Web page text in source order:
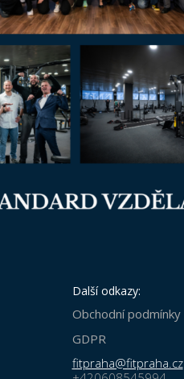
Další odkazy:
Obchodní podmínky
GDPR
fitpraha@fitpraha.cz